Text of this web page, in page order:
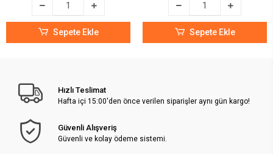
Sepete Ekle Sepete Ekle
Hızlı Teslimat
Hafta içi 15:00'den önce verilen siparişler aynı gün kargo!
Güvenli Alışveriş
Güvenli ve kolay ödeme sistemi.